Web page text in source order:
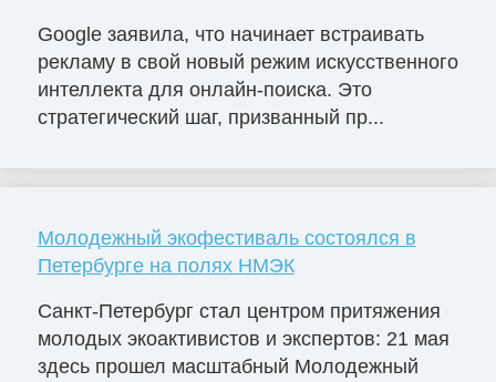
Google заявила, что начинает встраивать
рекламу в свой новый режим искусственного
интеллекта для онлайн-поиска. Это
стратегический шаг, призванный пр...
Молодежный экофестиваль состоялся в
Петербурге на полях НМЭК
Санкт-Петербург стал центром притяжения
молодых экоактивистов и экспертов: 21 мая
здесь прошел масштабный Молодежный